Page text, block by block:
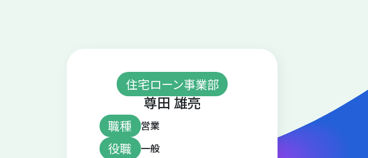
住宅ローン事業部
尊田 雄亮
職種 営業
役職 一般